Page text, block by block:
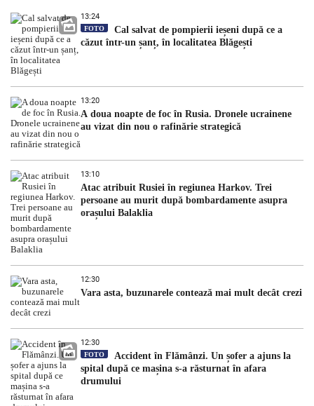
13:24
FOTO
Cal salvat de pompierii ieșeni după ce a
căzut într-un șanț, în localitatea Blăgești
13:20
A doua noapte de foc în Rusia. Dronele ucrainene
au vizat din nou o rafinărie strategică
13:10
Atac atribuit Rusiei în regiunea Harkov. Trei
persoane au murit după bombardamente asupra
orașului Balaklia
12:30
Vara asta, buzunarele contează mai mult decât crezi
12:30
FOTO
Accident în Flămânzi. Un șofer a ajuns la
spital după ce mașina s-a răsturnat în afara
drumului